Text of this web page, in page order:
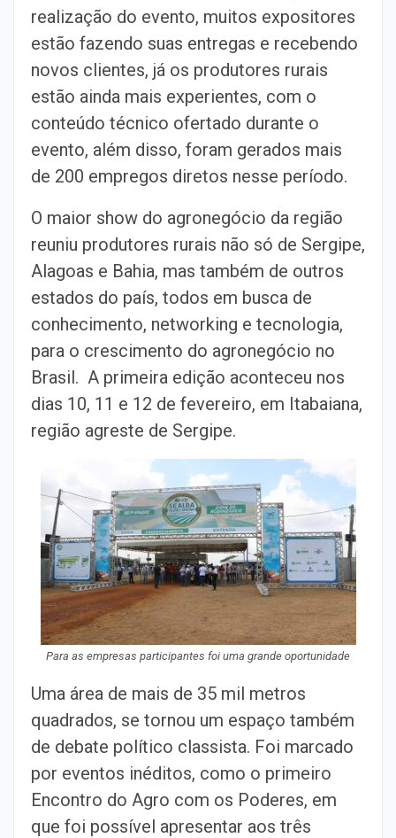
realização do evento, muitos expositores
estão fazendo suas entregas e recebendo
novos clientes, já os produtores rurais
estão ainda mais experientes, com o
conteúdo técnico ofertado durante o
evento, além disso, foram gerados mais
de 200 empregos diretos nesse período.
O maior show do agronegócio da região
reuniu produtores rurais não só de Sergipe,
Alagoas e Bahia, mas também de outros
estados do país, todos em busca de
conhecimento, networking e tecnologia,
para o crescimento do agronegócio no
Brasil. A primeira edição aconteceu nos
dias 10, 11 e 12 de fevereiro, em Itabaiana,
região agreste de Sergipe.
Para as empresas participantes foi uma grande oportunidade
Uma área de mais de 35 mil metros
quadrados, se tornou um espaço também
de debate político classista. Foi marcado
por eventos inéditos, como o primeiro
Encontro do Agro com os Poderes, em
que foi possível apresentar aos três